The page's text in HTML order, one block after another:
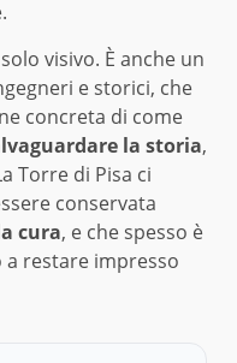
visivo. È anche un
e storici, che
concreta di come
la storia,
Torre di Pisa ci
conservata
cura, e che spesso è
restare impresso